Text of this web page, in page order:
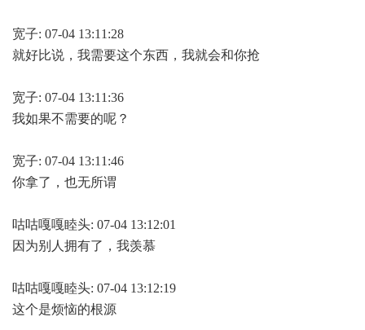
宽子: 07-04 13:11:28
就好比说，我需要这个东西，我就会和你抢
宽子: 07-04 13:11:36
我如果不需要的呢？
宽子: 07-04 13:11:46
你拿了，也无所谓
咕咕嘎嘎睦头: 07-04 13:12:01
因为别人拥有了，我羡慕
咕咕嘎嘎睦头: 07-04 13:12:19
这个是烦恼的根源